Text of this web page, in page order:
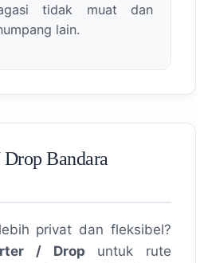
tidak muat dan
lain.
Bandara
privat dan fleksibel?
/ Drop untuk rute